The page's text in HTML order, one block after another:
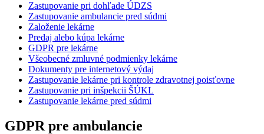
Zastupovanie pri dohľade ÚDZS
Zastupovanie ambulancie pred súdmi
Založenie lekárne
Predaj alebo kúpa lekárne
GDPR pre lekárne
Všeobecné zmluvné podmienky lekárne
Dokumenty pre internetový výdaj
Zastupovanie lekárne pri kontrole zdravotnej poisťovne
Zastupovanie pri inšpekcii ŠÚKL
Zastupovanie lekárne pred súdmi
GDPR pre ambulancie